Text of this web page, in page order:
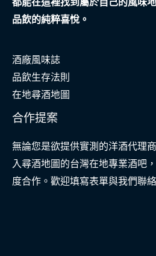
品飲的純粹喜悅。
酒廠風味誌
品飲生存法則
在地尋酒地圖
合作提案
無論您是欲提供實測的洋酒代理
入尋酒地圖的台灣在地專業酒吧
度合作。歡迎填寫表單與我們聯絡